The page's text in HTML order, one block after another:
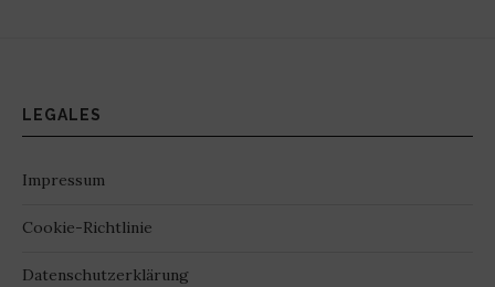
LEGALES
Impressum
Cookie-Richtlinie
Datenschutzerklärung